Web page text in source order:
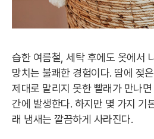
습한 여름철, 세탁 후에도 옷에서
망치는 불쾌한 경험이다. 땀에 젖
제대로 말리지 못한 빨래가 만나
간에 발생한다. 하지만 몇 가지 기
래 냄새는 깔끔하게 사라진다.